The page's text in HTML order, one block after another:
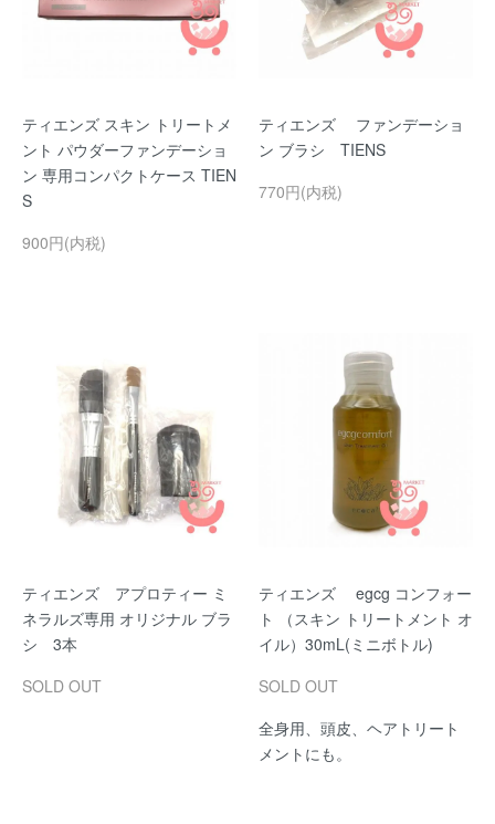
ティエンズ スキン トリートメ
ント パウダーファンデーショ
ン 専用コンパクトケース TIEN
S
900円(内税)
ティエンズ ファンデーショ
ン ブラシ TIENS
770円(内税)
ティエンズ アプロティー ミ
ネラルズ専用 オリジナル ブラ
シ 3本
SOLD OUT
ティエンズ egcg コンフォー
ト （スキン トリートメント オ
イル）30mL(ミニボトル)
SOLD OUT
全身用、頭皮、ヘアトリート
メントにも。